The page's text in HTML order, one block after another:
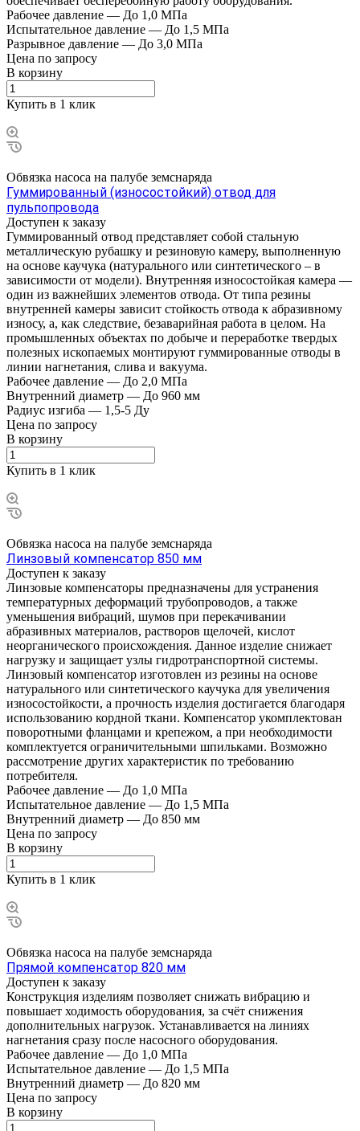
Рабочее давление — До 1,0 МПа
Испытательное давление — До 1,5 МПа
Разрывное давление — До 3,0 МПа
Цена по запросу
В корзину
Купить в 1 клик
Обвязка насоса на палубе земснаряда
Гуммированный (износостойкий) отвод для
пульпопровода
Доступен к заказу
Гуммированный отвод представляет собой стальную
металлическую рубашку и резиновую камеру, выполненную
на основе каучука (натурального или синтетического – в
зависимости от модели). Внутренняя износостойкая камера —
один из важнейших элементов отвода. От типа резины
внутренней камеры зависит стойкость отвода к абразивному
износу, а, как следствие, безаварийная работа в целом. На
промышленных объектах по добыче и переработке твердых
полезных ископаемых монтируют гуммированные отводы в
линии нагнетания, слива и вакуума.
Рабочее давление — До 2,0 МПа
Внутренний диаметр — До 960 мм
Радиус изгиба — 1,5-5 Ду
Цена по запросу
В корзину
Купить в 1 клик
Обвязка насоса на палубе земснаряда
Линзовый компенсатор 850 мм
Доступен к заказу
Линзовые компенсаторы предназначены для устранения
температурных деформаций трубопроводов, а также
уменьшения вибраций, шумов при перекачивании
абразивных материалов, растворов щелочей, кислот
неорганического происхождения. Данное изделие снижает
нагрузку и защищает узлы гидротранспортной системы.
Линзовый компенсатор изготовлен из резины на основе
натурального или синтетического каучука для увеличения
износостойкости, а прочность изделия достигается благодаря
использованию кордной ткани. Компенсатор укомплектован
поворотными фланцами и крепежом, а при необходимости
комплектуется ограничительными шпильками. Возможно
рассмотрение других характеристик по требованию
потребителя.
Рабочее давление — До 1,0 МПа
Испытательное давление — До 1,5 МПа
Внутренний диаметр — До 850 мм
Цена по запросу
В корзину
Купить в 1 клик
Обвязка насоса на палубе земснаряда
Прямой компенсатор 820 мм
Доступен к заказу
Конструкция изделиям позволяет снижать вибрацию и
повышает ходимость оборудования, за счёт снижения
дополнительных нагрузок. Устанавливается на линиях
нагнетания сразу после насосного оборудования.
Рабочее давление — До 1,0 МПа
Испытательное давление — До 1,5 МПа
Внутренний диаметр — До 820 мм
Цена по запросу
В корзину